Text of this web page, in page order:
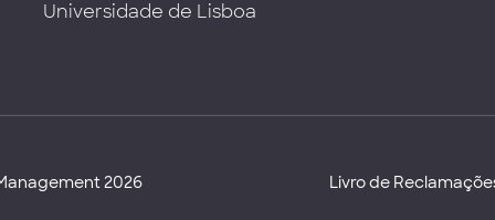
Universidade de Lisboa
2026 Livro de